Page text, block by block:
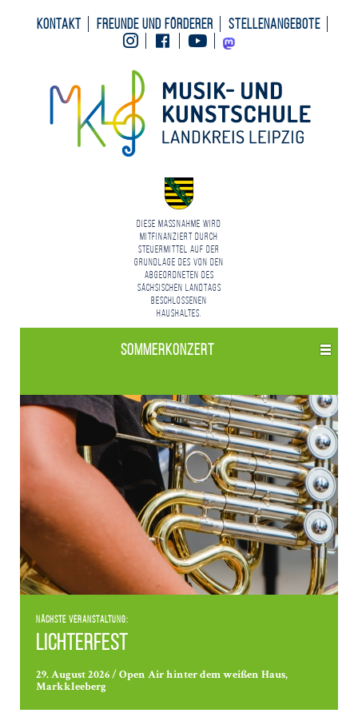
Kontakt Freunde und Förderer
Stellenangebote
InstagramFacebookYoutubeMastodon
Diese Maßnahme wird
mitfinanziert durch
Steuermittel auf der
Grundlage des von den
Abgeordneten des
Sächsischen Landtags
beschlossenen
Haushaltes.
Sommerkonzert
Nächste Veranstaltung:
Lichterfest
29. August 2026 / Open Air hinter dem weißen Haus,
Markkleeberg